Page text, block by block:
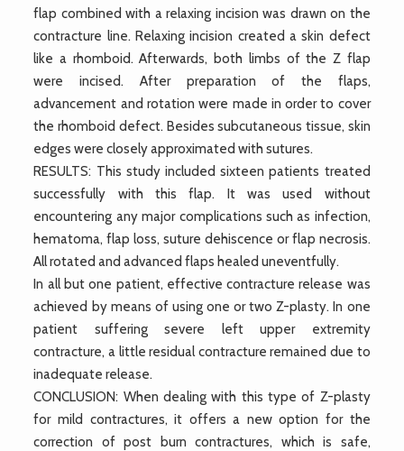
flap combined with a relaxing incision was drawn on the
contracture line. Relaxing incision created a skin defect
like a rhomboid. Afterwards, both limbs of the Z flap
were incised. After preparation of the flaps,
advancement and rotation were made in order to cover
the rhomboid defect. Besides subcutaneous tissue, skin
edges were closely approximated with sutures.
RESULTS: This study included sixteen patients treated
successfully with this flap. It was used without
encountering any major complications such as infection,
hematoma, flap loss, suture dehiscence or flap necrosis.
All rotated and advanced flaps healed uneventfully.
In all but one patient, effective contracture release was
achieved by means of using one or two Z-plasty. In one
patient suffering severe left upper extremity
contracture, a little residual contracture remained due to
inadequate release.
CONCLUSION: When dealing with this type of Z-plasty
for mild contractures, it offers a new option for the
correction of post burn contractures, which is safe,